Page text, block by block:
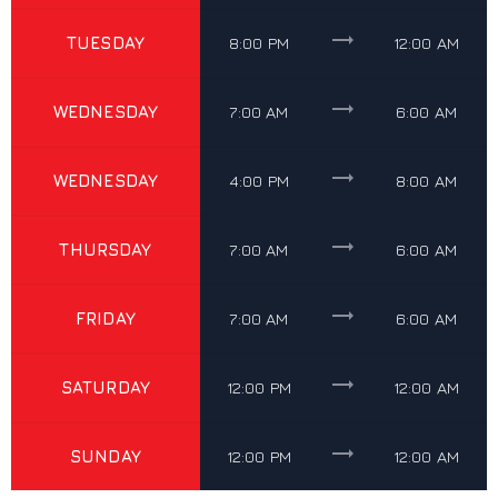
TUESDAY 8:00 PM trending_flat 12:00 AM
WEDNESDAY 7:00 AM trending_flat 6:00 AM
WEDNESDAY 4:00 PM trending_flat 8:00 AM
THURSDAY 7:00 AM trending_flat 6:00 AM
FRIDAY 7:00 AM trending_flat 6:00 AM
SATURDAY 12:00 PM trending_flat 12:00 AM
SUNDAY 12:00 PM trending_flat 12:00 AM